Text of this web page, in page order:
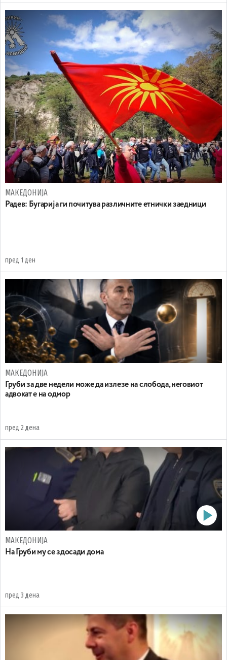
МАКЕДОНИЈА
Радев: Бугарија ги почитува различните етнички заедници
пред 1 ден
МАКЕДОНИЈА
Груби за две недели може да излезе на слобода, неговиот
адвокат е на одмор
пред 2 дена
МАКЕДОНИЈА
На Груби му се здосади дома
пред 3 дена